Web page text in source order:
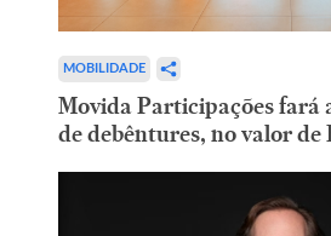
MOBILIDADE
Movida Participações fará
de debêntures, no valor de